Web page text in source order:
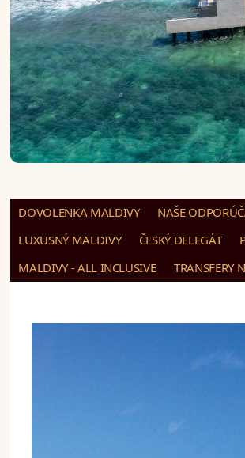
DOVOLENKA MALDIVY NAŠE
LUXUSNÝ MALDIVY
ČESKÝ DELEGÁT
MALDIVY - ALL INCLUSIVE
TRANSFERY